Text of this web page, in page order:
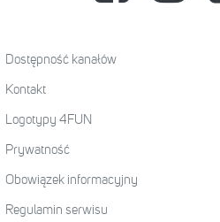
Dostępność kanałów
Kontakt
Logotypy 4FUN
Prywatność
Obowiązek informacyjny
Regulamin serwisu